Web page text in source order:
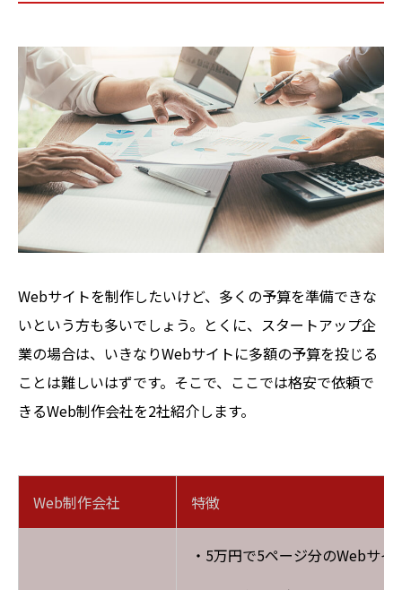
Webサイトを制作したいけど、多くの予算を準備できな
いという方も多いでしょう。とくに、スタートアップ企
業の場合は、いきなりWebサイトに多額の予算を投じる
ことは難しいはずです。そこで、ここでは格安で依頼で
きるWeb制作会社を2社紹介します。
Web制作会社 特徴
・5万円で5ページ分のWebサイ